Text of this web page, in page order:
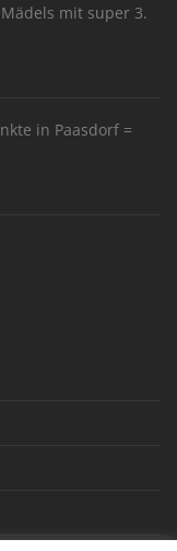
mit super 3.
in Paasdorf =